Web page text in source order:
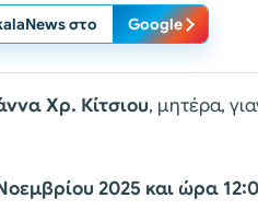
στο Google
Χρ. Κίτσιου, μητέρα,
2025 και ώρα